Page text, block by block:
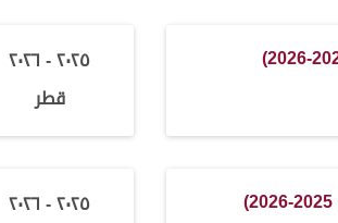
٢٠٢٥ - ٢٠٢٦
قطر
٢٠٢٥ - ٢٠٢٦